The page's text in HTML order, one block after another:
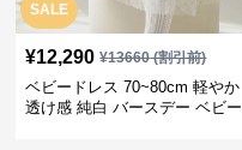
SALE
¥12,290 ¥13660(割引前)
ベビードレス 70~80cm 軽やか
透け感 純白 バースデー ベビー